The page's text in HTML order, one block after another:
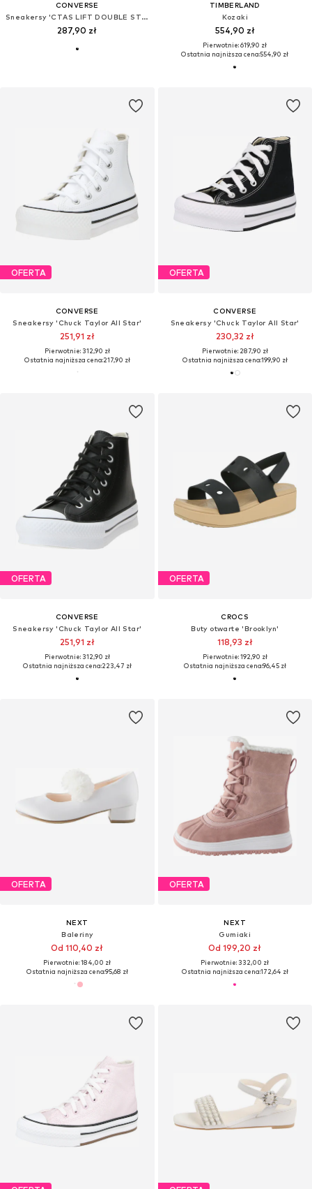
CONVERSE
Sneakersy 'CTAS LIFT DOUBLE STACK'
287,90 zł
TIMBERLAND
Kozaki
554,90 zł
Pierwotnie: 619,90 zł
Ostatnia najniższa cena:554,90 zł
OFERTA
CONVERSE
Sneakersy 'Chuck Taylor All Star'
251,91 zł
Pierwotnie: 312,90 zł
Ostatnia najniższa cena:217,90 zł
OFERTA
CONVERSE
Sneakersy 'Chuck Taylor All Star'
230,32 zł
Pierwotnie: 287,90 zł
Ostatnia najniższa cena:199,90 zł
OFERTA
CONVERSE
Sneakersy 'Chuck Taylor All Star'
251,91 zł
Pierwotnie: 312,90 zł
Ostatnia najniższa cena:223,47 zł
OFERTA
CROCS
Buty otwarte 'Brooklyn'
118,93 zł
Pierwotnie: 192,90 zł
Ostatnia najniższa cena:96,45 zł
OFERTA
NEXT
Baleriny
Od 110,40 zł
Pierwotnie: 184,00 zł
Ostatnia najniższa cena:95,68 zł
OFERTA
NEXT
Gumiaki
Od 199,20 zł
Pierwotnie: 332,00 zł
Ostatnia najniższa cena:172,64 zł